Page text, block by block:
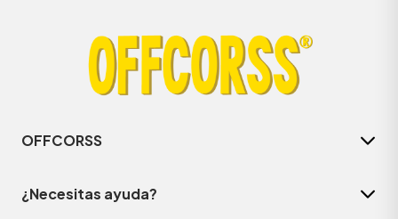
OFFCORSS
¿Necesitas ayuda?